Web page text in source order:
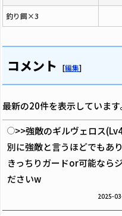
釣り餌×3
コメント [編集]
最新の20件を表示しています
>>強敵のギルヴェロス
別に強敵と言うほどでもあり
きっちりガードor可能なら
ださいw
2025-